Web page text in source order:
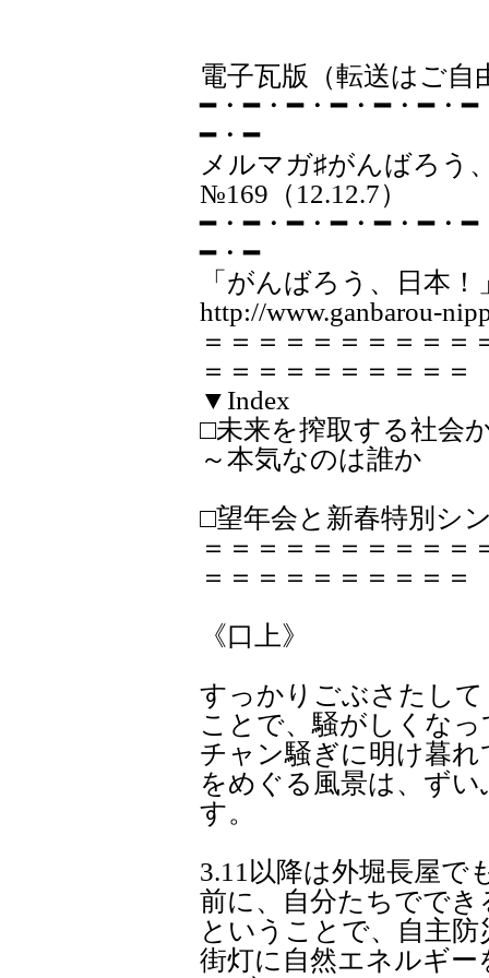
電子瓦版（転送はご自
━・━・━・━・━・━・
━・━
メルマガ♯が
№169（12.12.7）
━・━・━・━・━・━・
━・━
「がんばろう、日本
http://www.ganbarou-
＝＝＝＝＝＝＝＝＝＝
＝＝＝＝＝＝＝＝＝＝
▼Index
□未来を搾取する社会
～本気なのは誰か
□望年会と新春特別シ
＝＝＝＝＝＝＝＝＝＝
＝＝＝＝＝＝＝＝＝＝
《口上》
すっかりごぶさたし
ことで、騒がしくな
チャン騒ぎに明け暮
をめぐる風景は、ず
す。
3.11以降は外堀長屋で
前に、自分たちでで
ということで、自主
街灯に自然エネルギ